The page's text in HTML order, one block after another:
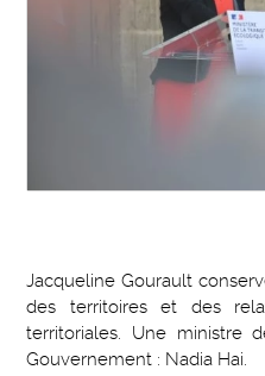
Jacqueline Gourault
des territoires et des
territoriales. Une ministre
Gouvernement : Nadia Hai.